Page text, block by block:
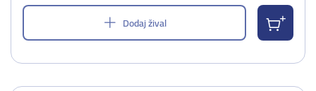
Dodaj žival